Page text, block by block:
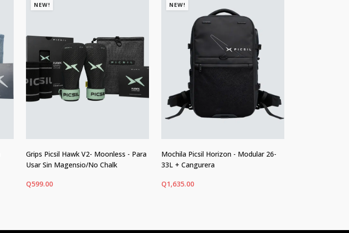
NEW!
Grips Picsil Hawk V2- Moonless - Para
Usar Sin Magensio/No Chalk
Q599.00
NEW!
Mochila Picsil Horizon - Modular 26-
33L + Cangurera
Q1,635.00